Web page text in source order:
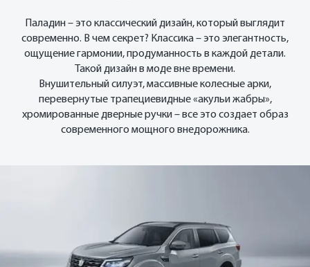
Паладин – это классический дизайн, который выглядит
современно. В чем секрет? Классика – это элегантность,
ощущение гармонии, продуманность в каждой детали.
Такой дизайн в моде вне времени.
Внушительный силуэт, массивные колесные арки,
перевернутые трапециевидные «акульи жабры»,
хромированные дверные ручки – все это создает образ
современного мощного внедорожника.